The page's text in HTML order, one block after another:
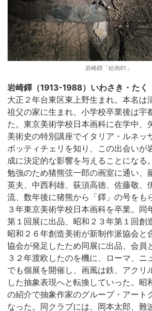
岩崎鐸「絵画61」
岩崎鐸（1913-1988）いわさき・たく
大正２年台東区東上野生まれ。本名は
祖父の家に生まれ、小学校卒業後は宇
た。東京美術学校日本画科に在学中、
美術史の特別講座でイタリア・ルネッ
ボッティチェリを知り、この出会いが
成に決定的な影響を与えることになる
勉強のため猪熊弦一郎の画室に通い、
英夫、中西利雄、荻須高徳、佐藤敬、
流、数年後に猪熊から「鐸」の号をも
３年東京美術学校日本画科を卒業。同
第１回展に出品、昭和２３年第１回創
昭和２６年創造美術が新制作派協会と
協会が発足したため同展に出品、会員
３２年渡欧したのを機に、ローマ、ニ
でも個展を開催し、画風は鉄、アクリ
した抽象表現へと転換していった。昭
の紹介で抽象作家のグループ・アート
なった。同クラブには、岡本太郎、難